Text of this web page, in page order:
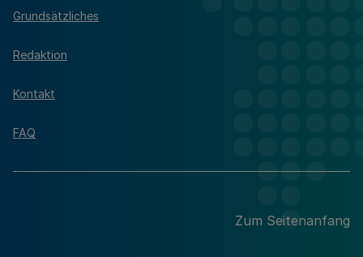
Grundsätzliches
Redaktion
Kontakt
FAQ
Zum Seitenanfang